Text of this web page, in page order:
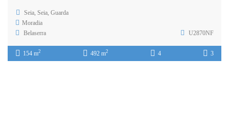
Seia, Seia, Guarda
Moradia
Belaserra
U2870NF
154 m2 492 m2 4 3